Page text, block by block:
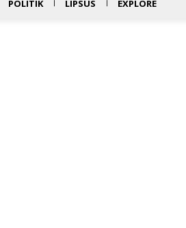
POLITIK LIPSUS EXPLORE